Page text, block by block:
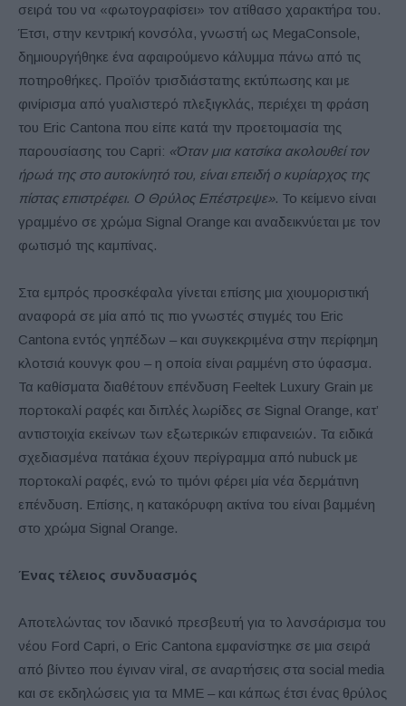
σειρά του να «φωτογραφίσει» τον ατίθασο χαρακτήρα του.
Έτσι, στην κεντρική κονσόλα, γνωστή ως MegaConsole,
δημιουργήθηκε ένα αφαιρούμενο κάλυμμα πάνω από τις
ποτηροθήκες. Προϊόν τρισδιάστατης εκτύπωσης και με
φινίρισμα από γυαλιστερό πλεξιγκλάς, περιέχει τη φράση
του Eric Cantona που είπε κατά την προετοιμασία της
παρουσίασης του Capri: «Όταν μια κατσίκα ακολουθεί τον
ήρωά της στο αυτοκίνητό του, είναι επειδή ο κυρίαρχος της
πίστας επιστρέφει. Ο Θρύλος Επέστρεψε». Το κείμενο είναι
γραμμένο σε χρώμα Signal Orange και αναδεικνύεται με τον
φωτισμό της καμπίνας.
Στα εμπρός προσκέφαλα γίνεται επίσης μια χιουμοριστική
αναφορά σε μία από τις πιο γνωστές στιγμές του Eric
Cantona εντός γηπέδων – και συγκεκριμένα στην περίφημη
κλοτσιά κουνγκ φου – η οποία είναι ραμμένη στο ύφασμα.
Τα καθίσματα διαθέτουν επένδυση Feeltek Luxury Grain με
πορτοκαλί ραφές και διπλές λωρίδες σε Signal Orange, κατ’
αντιστοιχία εκείνων των εξωτερικών επιφανειών. Τα ειδικά
σχεδιασμένα πατάκια έχουν περίγραμμα από nubuck με
πορτοκαλί ραφές, ενώ το τιμόνι φέρει μία νέα δερμάτινη
επένδυση. Επίσης, η κατακόρυφη ακτίνα του είναι βαμμένη
στο χρώμα Signal Orange.
Ένας τέλειος συνδυασμός
Αποτελώντας τον ιδανικό πρεσβευτή για το λανσάρισμα του
νέου Ford Capri, o Eric Cantona εμφανίστηκε σε μια σειρά
από βίντεο που έγιναν viral, σε αναρτήσεις στα social media
και σε εκδηλώσεις για τα ΜΜΕ – και κάπως έτσι ένας θρύλος